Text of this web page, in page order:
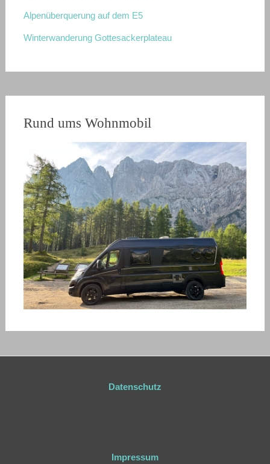
Alpenüberquerung auf dem E5
Winterwanderung Gottesackerplateau
Rund ums Wohnmobil
Datenschutz
Impressum